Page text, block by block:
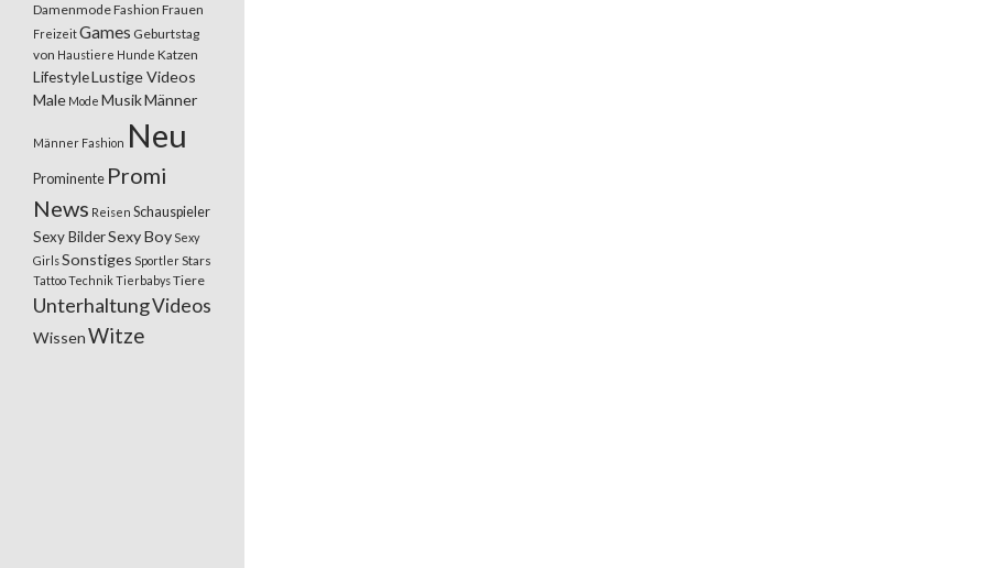
DamenmodeFashion Frauen
FreizeitGames Geburtstag
von Haustiere Hunde Katzen
LifestyleLustige Videos
Male Mode MusikMänner
Männer Fashion Neu
Prominente Promi
News Reisen Schauspieler
Sexy BilderSexy Boy Sexy
GirlsSonstiges SportlerStars
TattooTechnikTierbabysTiere
UnterhaltungVideos
WissenWitze